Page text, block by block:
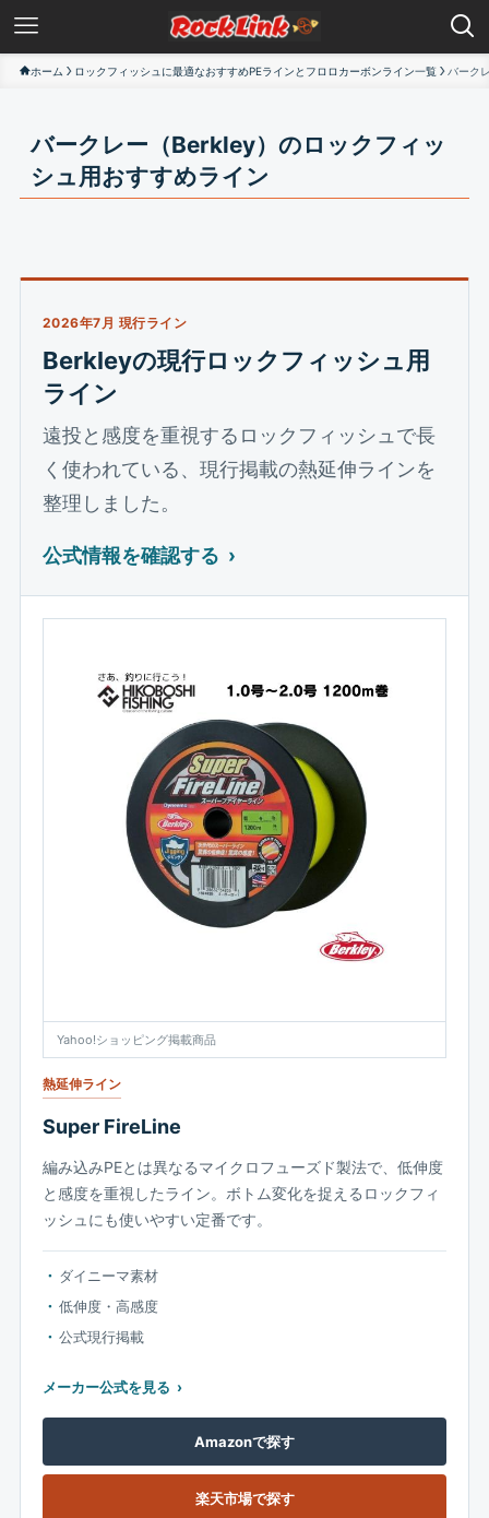
ホーム ロックフィッシュに最適なおすすめPEラインとフロロカーボンライン一覧 バーク
バークレー（Berkley）のロックフィッ
シュ用おすすめライン
2026年7月 現行ライン
Berkleyの現行ロックフィッシュ用
ライン
遠投と感度を重視するロックフィッシュで長
く使われている、現行掲載の熱延伸ラインを
整理しました。
公式情報を確認する
Yahoo!ショッピング掲載商品
熱延伸ライン
Super FireLine
編み込みPEとは異なるマイクロフューズド製法で、低伸度
と感度を重視したライン。ボトム変化を捉えるロックフィ
ッシュにも使いやすい定番です。
ダイニーマ素材
低伸度・高感度
公式現行掲載
メーカー公式を見る
Amazonで探す
楽天市場で探す